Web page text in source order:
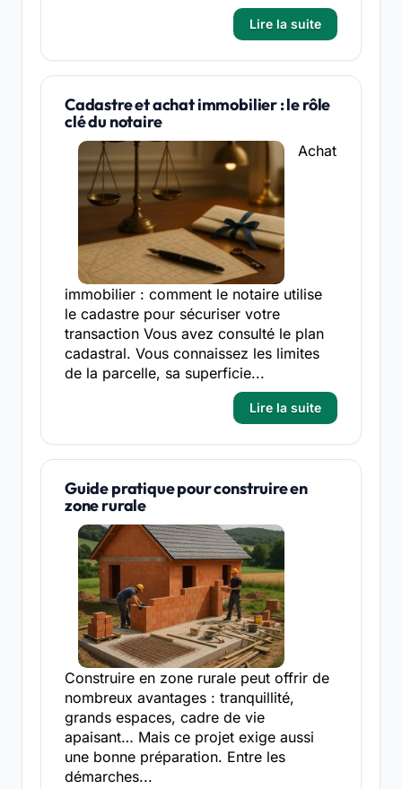
Lire la suite
Cadastre et achat immobilier : le rôle
clé du notaire
Achat
immobilier : comment le notaire utilise
le cadastre pour sécuriser votre
transaction Vous avez consulté le plan
cadastral. Vous connaissez les limites
de la parcelle, sa superficie...
Lire la suite
Guide pratique pour construire en
zone rurale
Construire en zone rurale peut offrir de
nombreux avantages : tranquillité,
grands espaces, cadre de vie
apaisant… Mais ce projet exige aussi
une bonne préparation. Entre les
démarches...